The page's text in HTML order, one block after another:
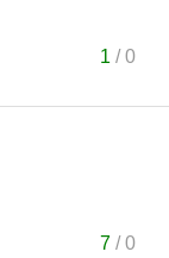
1 /0
7/0